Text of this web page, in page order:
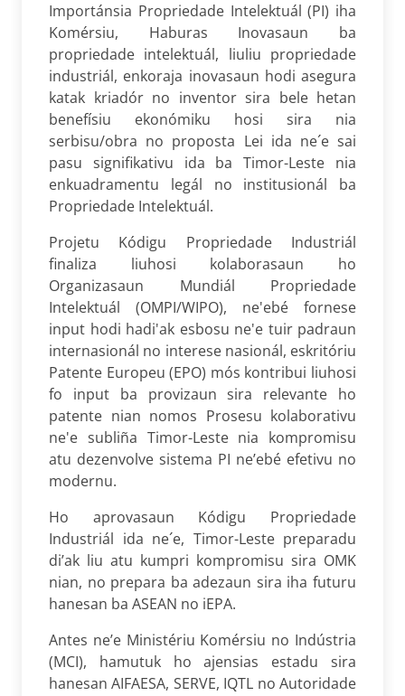
Importánsia Propriedade Intelektuál (PI) iha
Komérsiu, Haburas Inovasaun ba
propriedade intelektuál, liuliu propriedade
industriál, enkoraja inovasaun hodi asegura
katak kriadór no inventor sira bele hetan
benefísiu ekonómiku hosi sira nia
serbisu/obra no proposta Lei ida ne´e sai
pasu signifikativu ida ba Timor-Leste nia
enkuadramentu legál no institusionál ba
Propriedade Intelektuál.
Projetu Kódigu Propriedade Industriál
finaliza liuhosi kolaborasaun ho
Organizasaun Mundiál Propriedade
Intelektuál (OMPI/WIPO), ne'ebé fornese
input hodi hadi'ak esbosu ne'e tuir padraun
internasionál no interese nasionál, eskritóriu
Patente Europeu (EPO) mós kontribui liuhosi
fo input ba provizaun sira relevante ho
patente nian nomos Prosesu kolaborativu
ne'e subliña Timor-Leste nia kompromisu
atu dezenvolve sistema PI ne’ebé efetivu no
modernu.
Ho aprovasaun Kódigu Propriedade
Industriál ida ne´e, Timor-Leste preparadu
di’ak liu atu kumpri kompromisu sira OMK
nian, no prepara ba adezaun sira iha futuru
hanesan ba ASEAN no iEPA.
Antes ne’e Ministériu Komérsiu no Indústria
(MCI), hamutuk ho ajensias estadu sira
hanesan AIFAESA, SERVE, IQTL no Autoridade